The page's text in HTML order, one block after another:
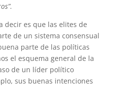
decir es que las elites de
de un sistema consensual
parte de las políticas
el esquema general de la
de un líder político
sus buenas intenciones